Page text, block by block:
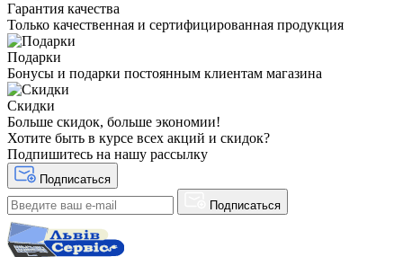
Гарантия качества
Только качественная и сертифицированная продукция
Подарки
Бонусы и подарки постоянным клиентам магазина
Скидки
Больше скидок, больше экономии!
Хотите быть в курсе всех акций и скидок?
Подпишитесь на нашу рассылку
Подписаться
Подписаться